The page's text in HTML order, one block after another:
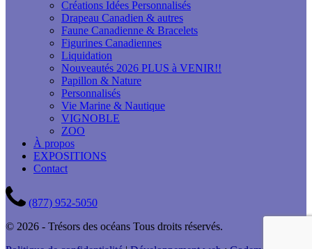
Créations Idées Personnalisés
Drapeau Canadien & autres
Faune Canadienne & Bracelets
Figurines Canadiennes
Liquidation
Nouveautés 2026 PLUS à VENIR!!
Papillon & Nature
Personnalisés
Vie Marine & Nautique
VIGNOBLE
ZOO
À propos
EXPOSITIONS
Contact
(877) 952-5050
© 2026 - Trésors des océans Tous droits réservés.